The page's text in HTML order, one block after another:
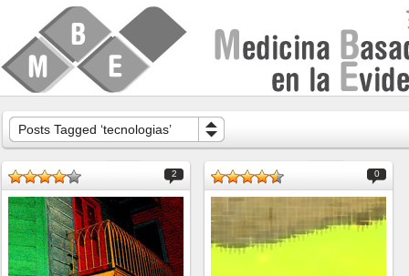
Posts Tagged ‘tecnologias’
2 0